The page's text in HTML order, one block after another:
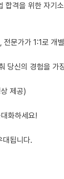
격을 위한 자기
문가가 1:1로 개
당신의 경험을 가
제공)
화하세요!
대됩니다.